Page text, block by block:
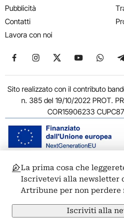
Pubblicità
Contatti
Lavora con noi
Seguici su Facebook
Seguici su Instagram
Seguici su X
Seguici su
Sito realizzato con il contributo
n. 385 del 19/10/2022 PROT.
COR15906233
© 2011-2026 ARTRIBUNE srl –
00186 Roma - P.I. 11381581005
Privacy: Responsabile della
ARTRIBUNE srl – Corso Vittorio
Termini e condizioniPrivacy Policy
La prima cosa che
Iscrivetevi alla newsletter
Artribune per non perdere
Iscriviti alla